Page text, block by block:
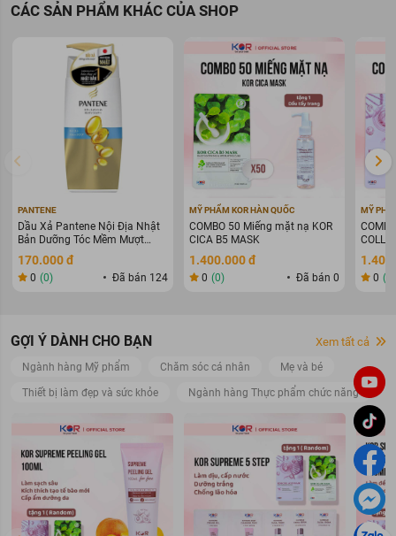
CÁC SẢN PHẨM KHÁC CỦA SHOP
PANTENE
Dầu Xả Pantene Nội Địa Nhật
Bản Dưỡng Tóc Mềm Mượt
400g
170.000 đ
0 (0) Đã bán 124
MỸ PHẨM KOR HÀN QUỐC
COMBO 50 Miếng mặt nạ KOR
CICA B5 MASK
1.400.000 đ
0 (0) Đã bán 0
MỸ
0 (0)
GỢI Ý DÀNH CHO BẠN
Ngành hàng Mỹ phẩm Chăm sóc cá nhân Mẹ và bé
Thiết bị làm đẹp và sức khỏe Ngành hàng Thực phẩm chức năng
Xem tất cả